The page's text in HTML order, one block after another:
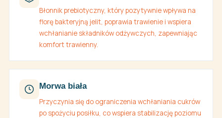
Błonnik prebiotyczny, który pozytywnie wpływa na
florę bakteryjną jelit, poprawia trawienie i wspiera
wchłanianie składników odżywczych, zapewniając
komfort trawienny.
Morwa biała
Przyczynia się do ograniczenia wchłaniania cukrów
po spożyciu posiłku, co wspiera stabilizację poziomu